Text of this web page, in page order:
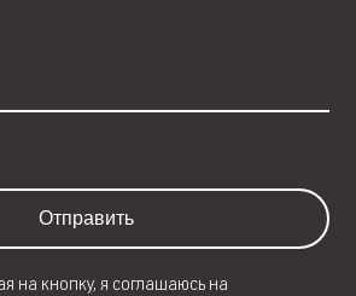
Отправить
на кнопку, я соглашаюсь на